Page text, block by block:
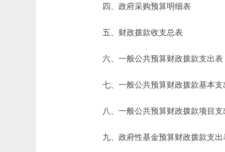
四、政府采购预算明细表
五、财政拨款收支总表
六、一般公共预算财政拨款支出表
七、一般公共预算财政拨款基本支
八、一般公共预算财政拨款项目支
九、政府性基金预算财政拨款支出